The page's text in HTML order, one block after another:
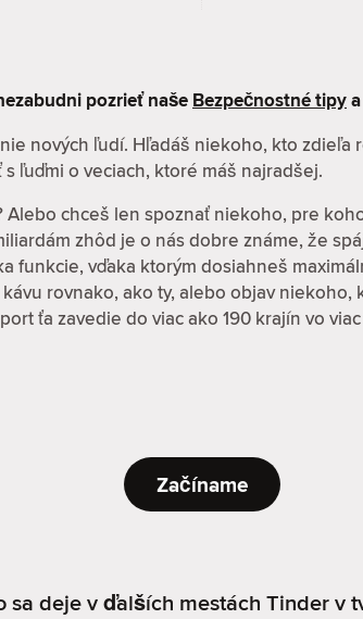
pozrieť naše Bezpečnostné tipya
nových ľudí. Hľadáš niekoho, kto zdieľa
ľuďmi o veciach, ktoré máš najradšej.
Alebo chceš len spoznať niekoho, pre
zhôd je o nás dobre známe, že
funkcie, vďaka ktorým dosiahneš
rovnako, ako ty, alebo objav
ťa zavedie do viac ako 190 krajín vo
Začíname
sa deje v ďalších mestách Tinder v